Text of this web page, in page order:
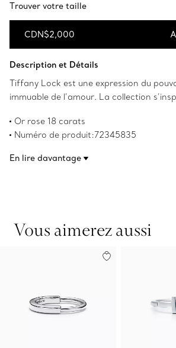
Trouver votre taille
CDN$2,000
Description et Détails
Tiffany Lock est une expression du
immuable de l’amour. La collection
universel de ce qui compte le plus, les
collection Lock incarnent le désir de
rose 18 carats. Portez cette bague
Or rose 18 carats
Numéro de produit:72345835
En lire davantage
Vous aimerez aussi